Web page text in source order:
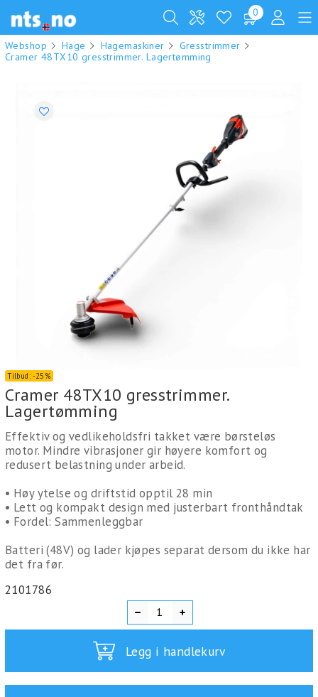
0
Webshop Hage Hagemaskiner
Gresstrimmer
Cramer 48TX10 gresstrimmer. Lagertømming
Tilbud: -25%
Cramer 48TX10 gresstrimmer.
Lagertømming
Effektiv og vedlikeholdsfri takket være børsteløs
motor. Mindre vibrasjoner gir høyere komfort og
redusert belastning under arbeid.
• Høy ytelse og driftstid opptil 28 min
• Lett og kompakt design med justerbart fronthåndtak
• Fordel: Sammenleggbar
Batteri (48V) og lader kjøpes separat dersom du ikke har
det fra før.
2101786
Legg i handlekurv